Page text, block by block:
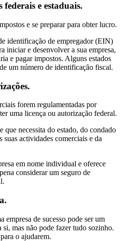
e estaduais.
e se preparar para obter lucro.
identificação de empregador (EIN)
iniciar e desenvolver a sua empresa,
e pagar impostos. Alguns estados
um número de identificação fiscal.
forem regulamentadas por
uma licença ou autorização federal.
que necessita do estado, do condado
suas actividades comerciais e da
em nome individual e oferece
considerar um seguro de
empresa de sucesso pode ser um
mas não pode fazer tudo sozinho.
o ajudarem.